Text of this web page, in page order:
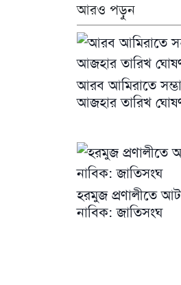
আরও পড়ুন
আরব আমিরাতে
আজহার তারিখ
হরমুজ প্রণালীতে
নাবিক: জাতিসংঘ